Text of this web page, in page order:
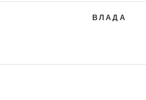
ВЛАДА